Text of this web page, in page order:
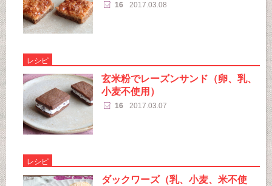
16 2017.03.08
レシピ
玄米粉でレーズンサンド（卵、乳、
小麦不使用）
16 2017.03.07
レシピ
ダックワーズ（乳、小麦、米不使